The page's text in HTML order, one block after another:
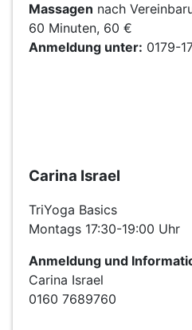
Massagen nach
60 Minuten, 60 €
Anmeldung unter: 0179-
Carina Israel
TriYoga Basics
Montags 17:30-19:00 Uhr
Anmeldung und
Carina Israel
0160 7689760